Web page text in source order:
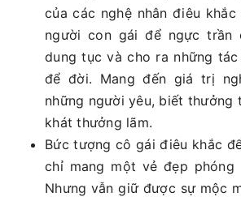
của các nghệ nhân điêu khắc
người con gái để ngực trần
dung tục và cho ra những
để đời. Mang đến giá trị
những người yêu, biết thưởng
khát thưởng lãm.
Bức tượng cô gái điêu khắc
chỉ mang một vẻ đẹp phóng
Nhưng vẫn giữ được sự mộc